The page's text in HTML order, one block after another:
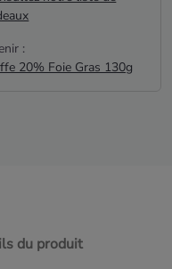
:
20% Foie Gras 130g
du produit